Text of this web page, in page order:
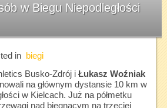
w Biegu Niepodległości
in
biegi
Busko-Zdrój i Łukasz Woźniak
na głównym dystansie 10 km w
w Kielcach. Już na półmetku
nad biegnącym na trzeciej